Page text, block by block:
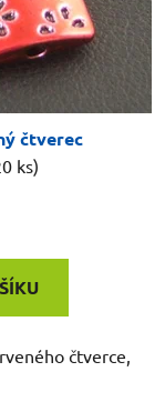
čtverec
ks)
čtverce,